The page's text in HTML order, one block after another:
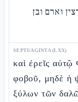
וארם ובן
SEPTUAGINTA (LXX)
καὶ ἐρεῖς
φοβοῦ, μηδὲ ἡ
ξύλων τῶν